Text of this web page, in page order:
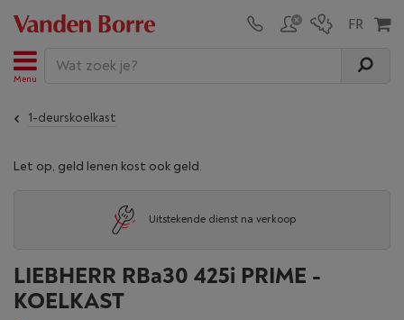
Menu
1-deurskoelkast
Let op, geld lenen kost ook geld.
Uitstekende dienst na verkoop
LIEBHERR RBa30 425i PRIME -
KOELKAST